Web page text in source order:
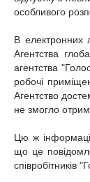
особливого
В електронних
Агентства
агентства
робочі
Агентство
не змогло
Цю ж
що це
співробітників